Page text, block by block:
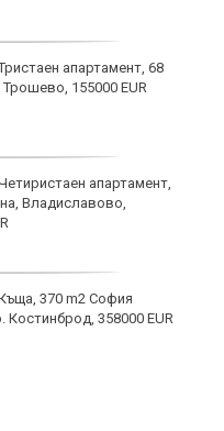
апартамент, 68
155000 EUR
апартамент,
Владиславово,
370 m2 София
Костинброд, 358000 EUR